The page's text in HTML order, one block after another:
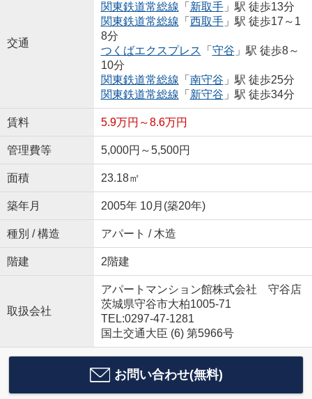
交通
関東鉄道常総線 「 新取手」駅 徒歩13分
関東鉄道常総線 「 西取手」駅 徒歩17～1
8分
つくばエクスプレス 「 守谷 」駅 徒歩8～
10分
関東鉄道常総線 「 南守谷 」駅 徒歩25分
関東鉄道常総線 「 新守谷 」駅 徒歩34分
賃料 5.9万円～8.6万円
管理費等 5,000円～5,500円
面積 23.18㎡
築年月 2005年 10月(築20年)
種別 / 構造 アパート / 木造
階建 2階建
取扱会社
アパートマンション館株式会社 守谷店
茨城県守谷市大柏1005-71
TEL:0297-47-1281
国土交通大臣 (6) 第5966号
お問い合わせ(無料)